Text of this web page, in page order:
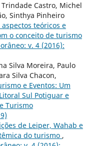
Castro, Michel
Sinthya Pinheiro
teóricos e
o conceito de turismo
v. 4 (2016):
Silva Moreira, Paulo
Silva Chacon,
e Eventos: Um
Sul Potiguar e
Turismo
de Leiper, Wahab e
do turismo ,